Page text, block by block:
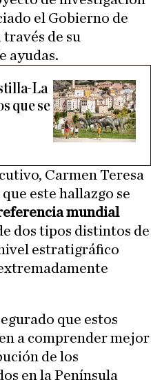
el Gobierno de
de su
ayudas.
La
que se
Carmen Teresa
este hallazgo se
mundial
dos tipos distintos de
estratigráfico
que estos
a comprender mejor
de los
en la Península